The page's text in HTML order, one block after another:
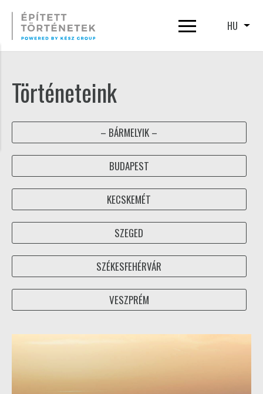
tartalomra
HU
Történeteink
– BÁRMELYIK –
BUDAPEST
KECSKEMÉT
SZEGED
SZÉKESFEHÉRVÁR
VESZPRÉM